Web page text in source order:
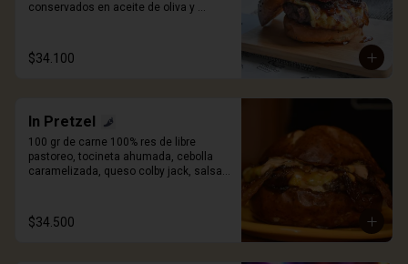
conservados en aceite de oliva y
artesanal de papa y salsa Craft. Incluye
porcion de papas.
$34.100
In Pretzel
100 gr de carne 100% res de libre
pastoreo, tocineta ahumada, cebolla
caramelizada, queso colby jack, salsa
$34.500